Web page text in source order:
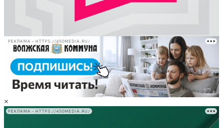
РЕКЛАМА • HTTPS://450MEDIA.RU/
×
РЕКЛАМА • HTTPS://450MEDIA.RU/